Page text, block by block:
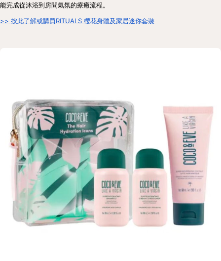
能完成從沐浴到房間氣氛的療癒流程。
>> 按此了解或購買RITUALS 櫻花身體及家居迷你套裝